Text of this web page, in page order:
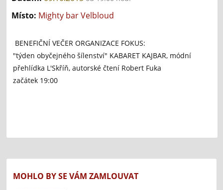
Místo: Mighty bar Velbloud
BENEFIČNÍ VEČER ORGANIZACE FOKUS:
"týden obyčejného šílenství" KABARET KAJBAR, módní
přehlídka L'Skříň, autorské čtení Robert Fuka
začátek 19:00
MOHLO BY SE VÁM ZAMLOUVAT